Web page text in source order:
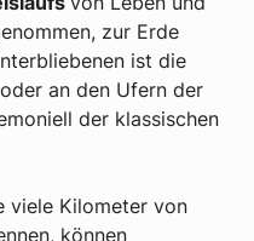
zur Erde
ist die
an den Ufern der
der klassischen
viele Kilometer von
können